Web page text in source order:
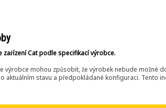
zařízení Cat podle specifikací výrobce.
výrobce mohou způsobit, že výrobek nebude
aktuálním stavu a předpokládané konfiguraci. Tento